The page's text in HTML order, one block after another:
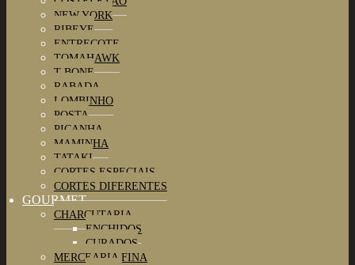
NEW YORK
RIBEYE
ENTRECOTE
TOMAHAWK
T-BONE
RABADA
LOMBINHO
POSTA
PICANHA
MAMINHA
TATAKI
CORTES ESPECIAIS
CORTES DIFERENTES
GOURMET
CHARCUTARIA
ENCHIDOS
CURADOS
MERCEARIA FINA